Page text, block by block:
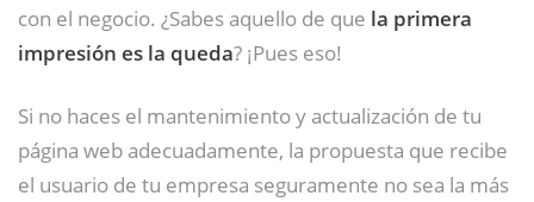
con el negocio. ¿Sabes aquello de que la primera
impresión es la queda? ¡Pues eso!
Si no haces el mantenimiento y actualización de tu
página web adecuadamente, la propuesta que recibe
el usuario de tu empresa seguramente no sea la más